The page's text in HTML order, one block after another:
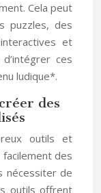
Cela peut
puzzles, des
et
ces
ludique*.
des
outils et
des
nécessiter de
outils offrent